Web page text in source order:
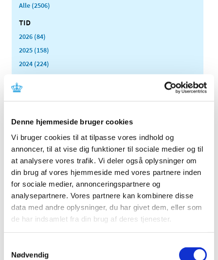
Denne hjemmeside bruger cookies
Vi bruger cookies til at tilpasse vores indhold og
annoncer, til at vise dig funktioner til sociale medier og til
at analysere vores trafik. Vi deler også oplysninger om
din brug af vores hjemmeside med vores partnere inden
for sociale medier, annonceringspartnere og
analysepartnere. Vores partnere kan kombinere disse
data med andre oplysninger, du har givet dem, eller som
de har indsamlet fra din brug af deres tjenester.
Nødvendig
Alle (2506)
TID
2026 (84)
2025 (158)
2024 (224)
2023 (195)
2022 (197)
2021 (516)
2020 (263)
2018 (150)
2017 (167)
2016 (167)
2015 (33)
2014 (44)
2010 (7)